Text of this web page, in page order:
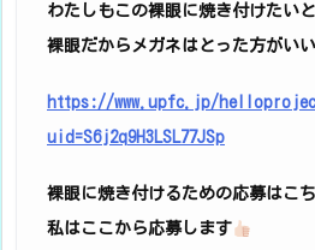
わたしもこの裸眼に焼き付けたい
裸眼だからメガネはとった方がいい
https://www.upfc.jp/
uid=S6j2q9H3LSL77JSp
裸眼に焼き付けるための応募はこ
私はここから応募します